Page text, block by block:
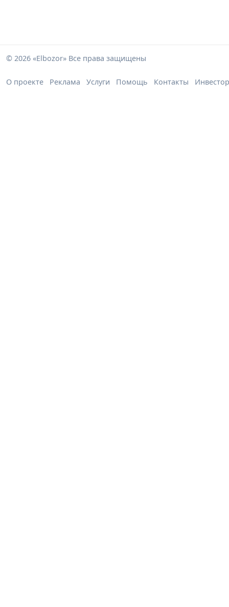
© 2026 «Elbozor» Все права защищены
О проекте Реклама Услуги Помощь Контакты